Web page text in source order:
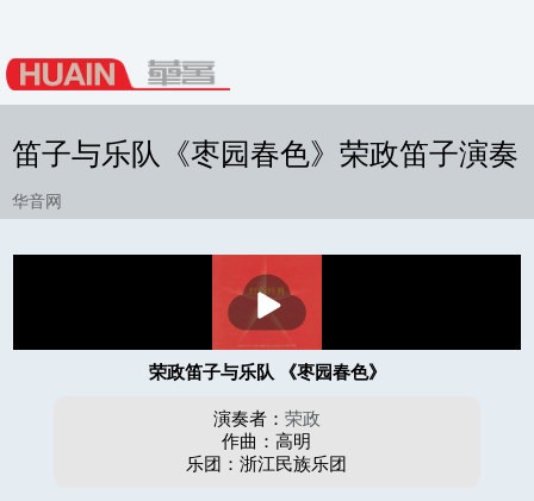
笛子与乐队《枣园春色》荣政笛子演奏
华音网
放
荣政笛子与乐队 《枣园春色》
演奏者： 荣政
作曲：高明
乐团：浙江民族乐团